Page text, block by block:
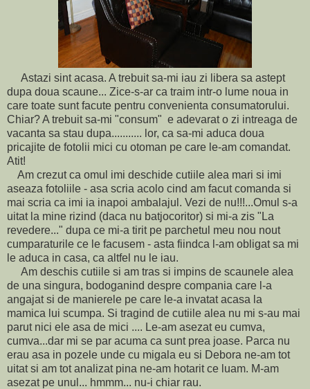
Astazi sint acasa. A trebuit sa-mi iau zi libera sa astept
dupa doua scaune... Zice-s-ar ca traim intr-o lume noua in
care toate sunt facute pentru convenienta consumatorului.
Chiar? A trebuit sa-mi "consum" e adevarat o zi intreaga de
vacanta sa stau dupa........... lor, ca sa-mi aduca doua
pricajite de fotolii mici cu otoman pe care le-am comandat.
Atit!
Am crezut ca omul imi deschide cutiile alea mari si imi
aseaza fotoliile - asa scria acolo cind am facut comanda si
mai scria ca imi ia inapoi ambalajul. Vezi de nu!!!...Omul s-a
uitat la mine rizind (daca nu batjocoritor) si mi-a zis "La
revedere..." dupa ce mi-a tirit pe parchetul meu nou nout
cumparaturile ce le facusem - asta fiindca l-am obligat sa mi
le aduca in casa, ca altfel nu le iau.
Am deschis cutiile si am tras si impins de scaunele alea
de una singura, bodoganind despre compania care l-a
angajat si de manierele pe care le-a invatat acasa la
mamica lui scumpa. Si tragind de cutiile alea nu mi s-au mai
parut nici ele asa de mici .... Le-am asezat eu cumva,
cumva...dar mi se par acuma ca sunt prea joase. Parca nu
erau asa in pozele unde cu migala eu si Debora ne-am tot
uitat si am tot analizat pina ne-am hotarit ce luam. M-am
asezat pe unul... hmmm... nu-i chiar rau.